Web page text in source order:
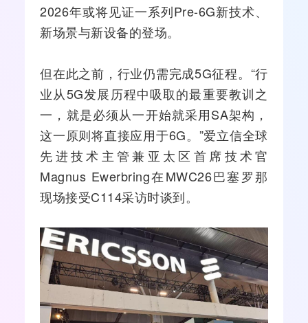
2026年或将见证一系列Pre-6G新技术、
新场景与新设备的登场。
但在此之前，行业仍需完成5G征程。“行
业从5G发展历程中吸取的最重要教训之
一，就是必须从一开始就采用SA架构，
这一原则将直接应用于6G。”爱立信全球
先进技术主管兼亚太区首席技术官
Magnus Ewerbring在MWC26巴塞罗那
现场接受C114采访时谈到。